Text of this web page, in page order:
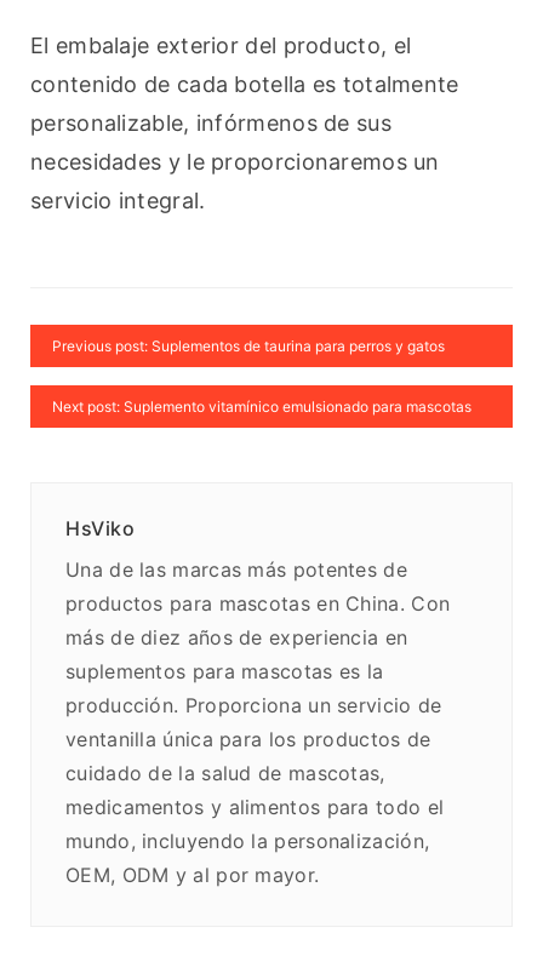
El embalaje exterior del producto, el
contenido de cada botella es totalmente
personalizable, infórmenos de sus
necesidades y le proporcionaremos un
servicio integral.
Previous post: Suplementos de taurina para perros y gatos
Next post: Suplemento vitamínico emulsionado para mascotas
HsViko
Una de las marcas más potentes de
productos para mascotas en China. Con
más de diez años de experiencia en
suplementos para mascotas es la
producción. Proporciona un servicio de
ventanilla única para los productos de
cuidado de la salud de mascotas,
medicamentos y alimentos para todo el
mundo, incluyendo la personalización,
OEM, ODM y al por mayor.